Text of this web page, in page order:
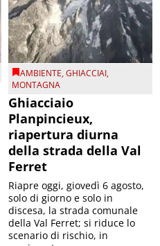
AMBIENTE,GHIACCIAI,
MONTAGNA
Ghiacciaio
Planpincieux,
riapertura diurna
della strada della Val
Ferret
Riapre oggi, giovedì 6 agosto,
solo di giorno e solo in
discesa, la strada comunale
della Val Ferret; si riduce lo
scenario di rischio, in